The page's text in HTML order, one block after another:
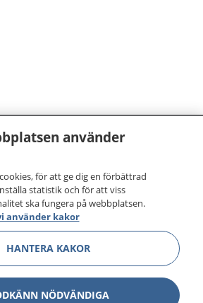
din hälsa och vård
om hälsa och information om
mottagningar du kan kontakta.
din journal och göra dina
telefonnummer 1177 för
dygnet runt.
du vill må bättre.
använder
för att ge dig en förbättrad
statistik och för att viss
ska fungera på webbplatsen.
använder kakor
HANTERA KAKOR
NÖDVÄNDIGA